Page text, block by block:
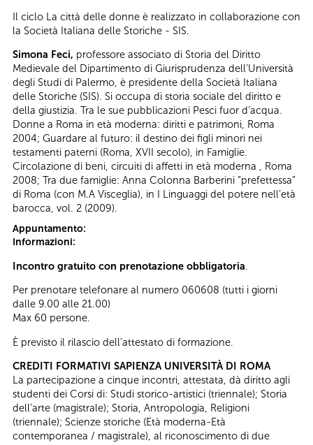
Il ciclo La città delle donne è realizzato in collaborazione con
la Società Italiana delle Storiche - SIS.
Simona Feci, professore associato di Storia del Diritto
Medievale del Dipartimento di Giurisprudenza dell’Università
degli Studi di Palermo, è presidente della Società Italiana
delle Storiche (SIS). Si occupa di storia sociale del diritto e
della giustizia. Tra le sue pubblicazioni Pesci fuor d’acqua.
Donne a Roma in età moderna: diritti e patrimoni, Roma
2004; Guardare al futuro: il destino dei figli minori nei
testamenti paterni (Roma, XVII secolo), in Famiglie.
Circolazione di beni, circuiti di affetti in età moderna , Roma
2008; Tra due famiglie: Anna Colonna Barberini “prefettessa”
di Roma (con M.A Visceglia), in I Linguaggi del potere nell’età
barocca, vol. 2 (2009).
Appuntamento:
Informazioni:
Incontro gratuito con prenotazione obbligatoria.
Per prenotare telefonare al numero 060608 (tutti i giorni
dalle 9.00 alle 21.00)
Max 60 persone.
È previsto il rilascio dell’attestato di formazione.
CREDITI FORMATIVI SAPIENZA UNIVERSITÀ DI ROMA
La partecipazione a cinque incontri, attestata, dà diritto agli
studenti dei Corsi di: Studi storico-artistici (triennale); Storia
dell’arte (magistrale); Storia, Antropologia, Religioni
(triennale); Scienze storiche (Età moderna-Età
contemporanea / magistrale), al riconoscimento di due